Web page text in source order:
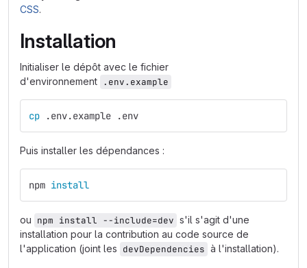
CSS.
Installation
Initialiser le dépôt avec le fichier
d'environnement .env.example
cp .env.example .env
Puis installer les dépendances :
npm install
ou npm install --include=dev s'il s'agit d'une
installation pour la contribution au code source de
l'application (joint les devDependencies à l'installation).